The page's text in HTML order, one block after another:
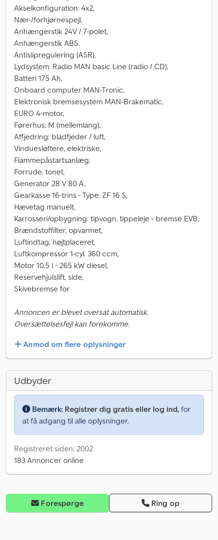
Akselkonfiguration: 4x2,
Nær-/forhjørnespejl,
Anhængerstik 24V / 7-polet,
Anhængerstik ABS,
Antislipregulering (ASR),
Lydsystem: Radio MAN basic Line (radio / CD),
Batteri 175 Ah,
Onboard computer MAN-Tronic,
Elektronisk bremsesystem MAN-Brakematic,
EURO 4-motor,
Førerhus: M (mellemlang),
Affjedring: bladfjeder / luft,
Vinduesløftere, elektriske,
Flammepåstartsanlæg,
Forrude, tonet,
Generator 28 V 80 A,
Gearkasse 16-trins - Type: ZF 16 S,
Hævetag manuelt,
Karrosseri/opbygning: tipvogn, tippeleje - bremse EVB,
Brændstoffilter, opvarmet,
Luftindtag, højtplaceret,
Luftkompressor 1-cyl. 360 ccm,
Motor 10,5 l - 265 kW diesel,
Reservehjulslift, side,
Skivebremse for
Annoncen er blevet oversat automatisk.
Oversættelsesfejl kan forekomme.
Anmod om flere oplysninger
Udbyder
Bemærk: Registrer dig gratis eller log ind, for
at få adgang til alle oplysninger.
Registreret siden: 2002
183 Annoncer online
Forespørge Ring op